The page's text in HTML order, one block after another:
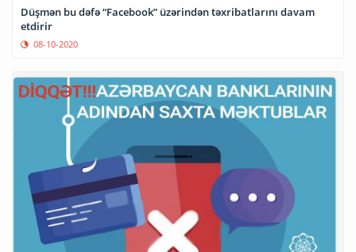
Düşmən bu dəfə “Facebook” üzərindən təxribatlarını davam
etdirir
08-10-2020